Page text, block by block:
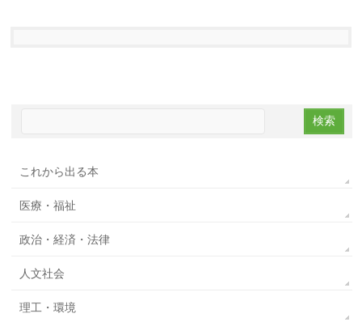
これから出る本
医療・福祉
政治・経済・法律
人文社会
理工・環境